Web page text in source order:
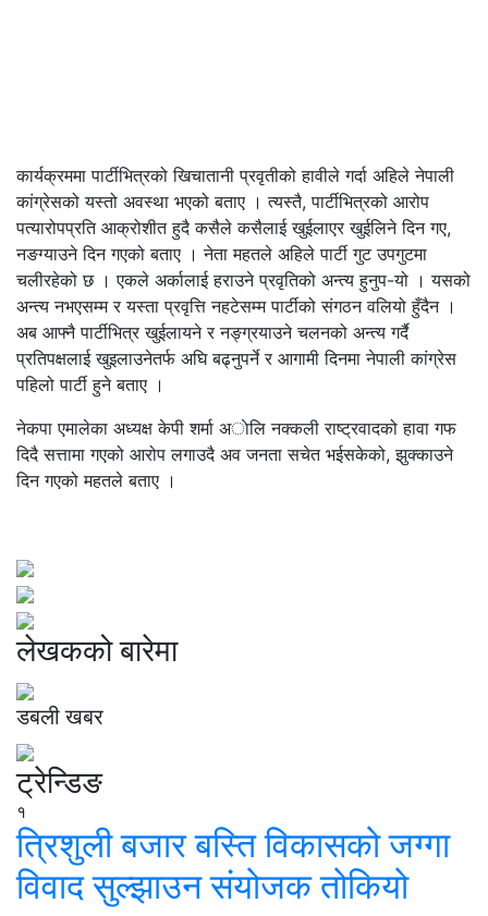
कार्यक्रममा पार्टीभित्रको खिचातानी प्रवृतीको हावीले गर्दा अहिले नेपाली
कांग्रेसको यस्तो अवस्था भएको बताए । त्यस्तै, पार्टीभित्रको आरोप
पत्यारोपप्रति आक्रोशीत हुदै कसैले कसैलाई खुईलाएर खुईलिने दिन गए,
नङग्याउने दिन गएको बताए । नेता महतले अहिले पार्टी गुट उपगुटमा
चलीरहेको छ । एकले अर्कालाई हराउने प्रवृतिको अन्त्य हुनुप-यो । यसको
अन्त्य नभएसम्म र यस्ता प्रवृत्ति नहटेसम्म पार्टीको संगठन वलियो हुँदैन ।
अब आफ्नै पार्टीभित्र खुईलायने र नङ्ग्रयाउने चलनको अन्त्य गर्दै
प्रतिपक्षलाई खुइलाउनेतर्फ अघि बढ्नुपर्ने र आगामी दिनमा नेपाली कांग्रेस
पहिलो पार्टी हुने बताए ।
नेकपा एमालेका अध्यक्ष केपी शर्मा अाेलि नक्कली राष्ट्रवादको हावा गफ
दिदै सत्तामा गएको आरोप लगाउदै अव जनता सचेत भईसकेको, झुक्काउने
दिन गएको महतले बताए ।
लेखकको बारेमा
डबली खबर
ट्रेन्डिङ
१
त्रिशुली बजार बस्ति विकासको जग्गा
विवाद सुल्झाउन संयोजक तोकियो